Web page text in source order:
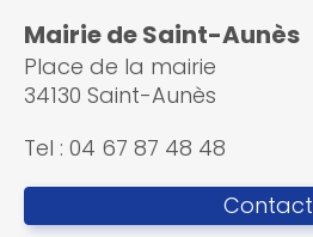
Mairie de Saint-Aunès
Place de la mairie
34130 Saint-Aunès
Tel : 04 67 87 48 48
Contact